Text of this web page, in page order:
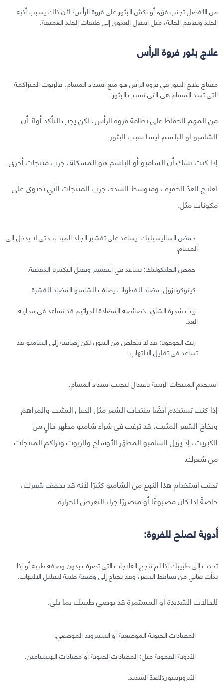
من الأفضل تجنب فقء أو نكش البثور على فروة الرأس؛ لأن ذلك يسبب أذية
الجلد وتفاقم الحالة، مثل انتقال العدوى إلى طبقات الجلد العميقة.
علاج بثور فروة الرأس
مفتاح علاج البثور في فروة الرأس هو منع انسداد المسام، فالزيوت المتراكمة
التي تسد المسام هي التي تسبب البثور.
من المهم الحفاظ على نظافة فروة الرأس، لكن يجب التأكد أولًا أن
الشامبو أو البلسم ليسا سبب البثور.
إذا كنت تشك أن الشامبو أو البلسم هو المشكلة، جرب منتجات أخرى.
لعلاج العدّ الخفيف ومتوسط الشدة، جرب المنتجات التي تحتوي على
مكونات مثل:
حمض الساليسيليك: يساعد على تقشير الجلد الميت، حتى لا يدخل إلى
المسام.
حمض الجليكوليك: يساعد في التقشير ويقتل البكتيريا الدقيقة.
كيتوكونازول: مضاد للفطريات يضاف للشامبو المضاد للقشرة.
زيت شجرة الشاي: خصائصه المضادة للجراثيم قد تساعد في محاربة
العد.
زيت الجوجوبا: قد لا يتخلص من البثور، لكن إضافته إلى الشامبو قد
تساعد في تقليل الالتهاب.
استخدم المنتجات الزيتية باعتدال لتجنب انسداد المسام.
إذا كنت تستخدم أيضًا منتجات الشعر مثل الجيل المثبت والمراهم
وبخاخ الشعر المثبت، قد ترغب في شراء شامبو مطهر خالٍ من
الكبريت، إذ يزيل الشامبو المطهّر الأوساخ والزيوت وتراكم المنتجات
من شعرك.
تجنب استخدام هذا النوع من الشامبو كثيرًا لأنه قد يجفف شعرك،
خاصةً إذا كان مصبوغًا أو متضررًا جراء التعرض للحرارة.
أدوية تصلح للفروة:
تحدث إلى طبيبك إذا لم تنجح العلاجات التي تصرف بدون وصفة طبية أو إذا
بدأت تعاني من تساقط الشعر، وقد تحتاج إلى وصفة طبية لتقليل الالتهاب.
للحالات الشديدة أو المستمرة قد يوصي طبيبك بما يلي:
المضادات الحيوية الموضعية أو الستيرويد الموضعي.
الأدوية الفموية مثل: المضادات الحيوية أو مضادات الهيستامين.
الآيزوتريتنون:للعدّ الشديد.